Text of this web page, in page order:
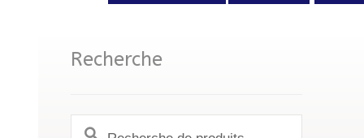
Recherche
Recherche